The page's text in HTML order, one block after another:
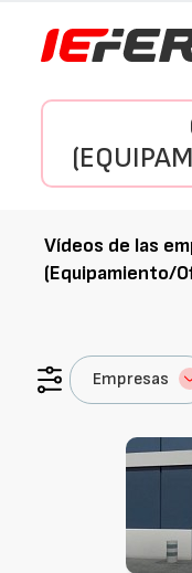
Vídeos de las
(Equipamiento/
Empresas